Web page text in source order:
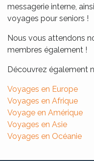
messagerie interne,
voyages pour seniors !
Nous vous attendons
membres également !
Découvrez également
Voyages en Europe
Voyages en Afrique
Voyage en Amérique
Voyages en Asie
Voyages en Océanie